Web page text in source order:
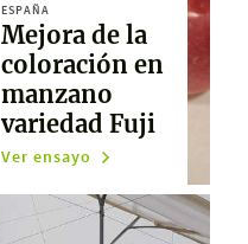
ESPAÑA
Mejora de la
coloración en
manzano
variedad Fuji
Ver ensayo